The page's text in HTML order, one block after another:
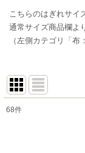
こちらのはぎれサイ
通常サイズ商品欄よ
（左側カテゴリ「布
68件